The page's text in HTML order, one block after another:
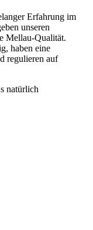
Erfahrung im
unseren
Mellau-Qualität.
haben eine
regulieren auf
natürlich